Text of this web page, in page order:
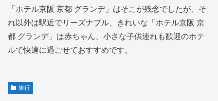
「ホテル京阪 京都 グランデ」はそこが残念でしたが、そ
れ以外は駅近でリーズナブル、きれいな「ホテル京阪 京
都 グランデ」は赤ちゃん、小さな子供連れも歓迎のホテ
ルで快適に過ごせておすすめです。
旅行